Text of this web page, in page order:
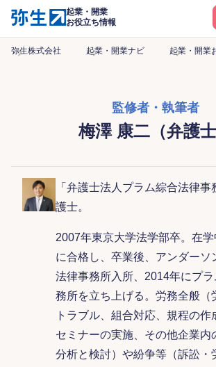
起業・開業
お役立ち情報
弥生株式会社 起業・開業ナビ 起業・開業
梅澤 康二（弁護士
監修者・執筆者
「弁護士法人プラム綜合法律
護士。
2007年東京大学法学部卒。在
に合格し、卒業後、アンダーソ
法律事務所入所、2014年にプ
務所を立ち上げる。労務全般（
トラブル、組合対応、規程の
セミナーの実施、その他企業内
分析と検討）や紛争等（訴訟・